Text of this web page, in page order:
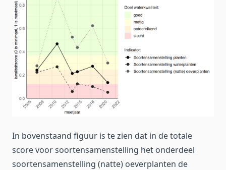
In bovenstaand figuur is te zien dat in de totale
score voor soortensamenstelling het onderdeel
soortensamenstelling (natte) oeverplanten de